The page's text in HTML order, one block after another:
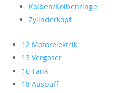
Kolben/Kolbenringe
Zylinderkopf
12 Motorelektrik
13 Vergaser
16 Tank
18 Auspuff